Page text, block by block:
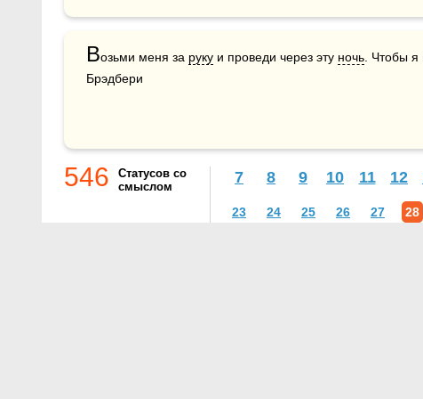
Возьми меня за руку и проведи через эту ночь . Чтобы
Брэдбери
546
Статусов со
смыслом
7 8 9 10 11 12
23 24 25 26 27 28